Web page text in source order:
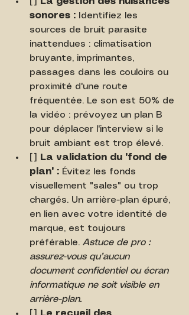
sonores : Identifiez les
sources de bruit parasite
inattendues : climatisation
bruyante, imprimantes,
passages dans les couloirs ou
proximité d'une route
fréquentée. Le son est 50% de
la vidéo : prévoyez un plan B
pour déplacer l'interview si le
bruit ambiant est trop élevé.
La validation du "fond de
plan" : Évitez les fonds
visuellement "sales" ou trop
chargés. Un arrière-plan épuré,
en lien avec votre identité de
marque, est toujours
préférable. Astuce de pro :
assurez-vous qu’aucun
document confidentiel ou écran
informatique ne soit visible en
arrière-plan.